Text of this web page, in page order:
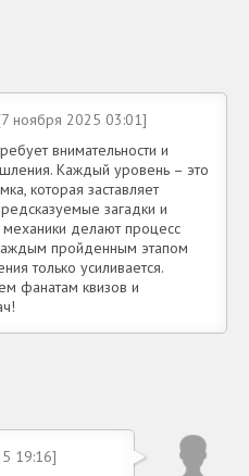
ноября 2025 03:01]
внимательности и
Каждый уровень – это
которая заставляет
загадки и
делают процесс
пройденным этапом
только усиливается.
фанатам квизов и
19:16]